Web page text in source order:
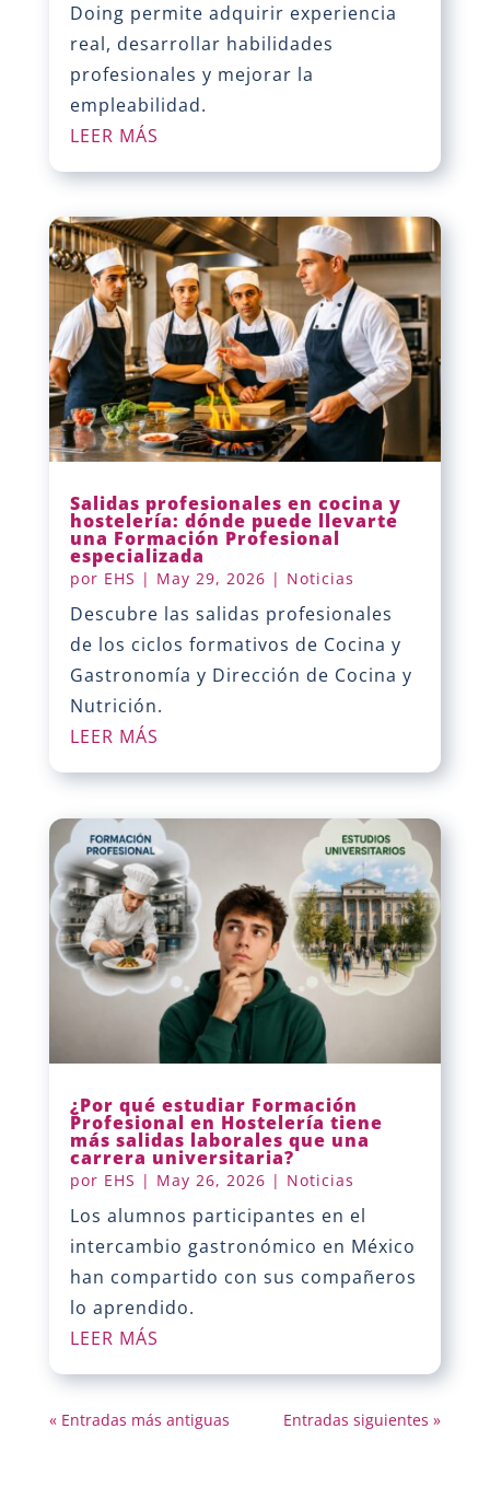
Doing permite adquirir experiencia
real, desarrollar habilidades
profesionales y mejorar la
empleabilidad.
LEER MÁS
Salidas profesionales en cocina y
hostelería: dónde puede llevarte
una Formación Profesional
especializada
por EHS | May 29, 2026 | Noticias
Descubre las salidas profesionales
de los ciclos formativos de Cocina y
Gastronomía y Dirección de Cocina y
Nutrición.
LEER MÁS
¿Por qué estudiar Formación
Profesional en Hostelería tiene
más salidas laborales que una
carrera universitaria?
por EHS | May 26, 2026 | Noticias
Los alumnos participantes en el
intercambio gastronómico en México
han compartido con sus compañeros
lo aprendido.
LEER MÁS
« Entradas más antiguas Entradas siguientes »